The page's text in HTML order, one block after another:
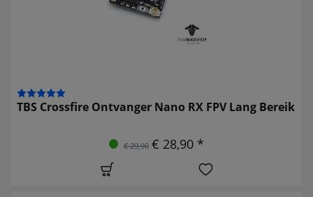
TBS Crossfire Ontvanger Nano RX FPV Lang Bereik
€ 29,90 € 28,90 *